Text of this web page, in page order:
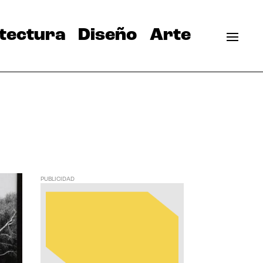
Diseño Arte
PUBLICIDAD